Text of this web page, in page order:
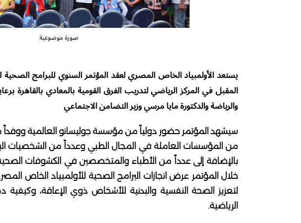
صورة موضوعية
المقبل في المركز الرياضي لتدريب الفرق القومية بالمعادي بالقاهرة
والرياضة والدكتورة مايا مرسي وزير التضامن الاجتماعي
سيشهد المؤتمر حضور دولياً من مؤسسة جوليسانو العالمية ووفداً
من المؤسسات العاملة في المجال الطبي وعدداً من الشخصيات
بالإضافة إلى عدداً من الأطباء والمتخصصين في الكشوفات الصحية
خلال المؤتمر عرض انجازات البرامج الصحية للأولمبياد الخاص
لتعزيز الصحة النفسية والبدنية للأشخاص ذوي الإعاقة،
الرياضية.